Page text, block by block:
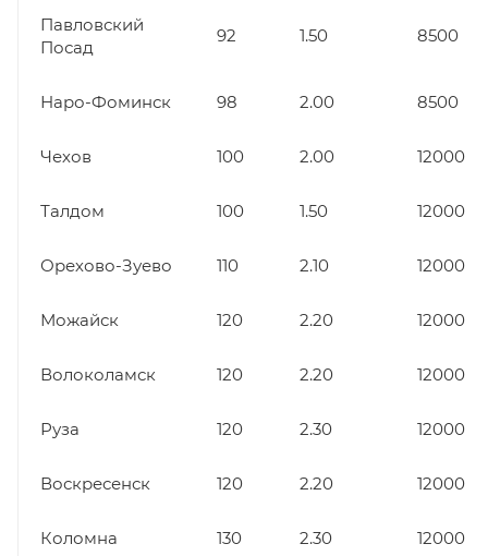
Павловский
Посад
92 1.50 8500
Наро-Фоминск 98 2.00 8500
Чехов 100 2.00 12000
Талдом 100 1.50 12000
Орехово-Зуево 110 2.10 12000
Можайск 120 2.20 12000
Волоколамск 120 2.20 12000
Руза 120 2.30 12000
Воскресенск 120 2.20 12000
Коломна 130 2.30 12000